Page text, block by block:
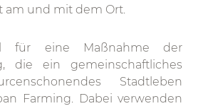
am und mit dem Ort.
für eine Maßnahme der
die ein gemeinschaftliches
Stadtleben
Farming. Dabei verwenden